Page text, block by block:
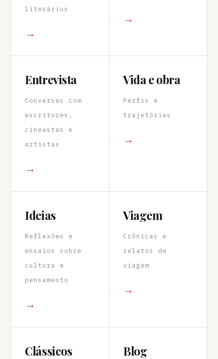
literários
→
→
Entrevista
Conversas com
escritores,
cineastas e
artistas
→
Vida e obra
Perfis e
trajetórias
→
Ideias
Reflexões e
ensaios sobre
cultura e
pensamento
→
Viagem
Crônicas e
relatos de
viagem
→
Clássicos Blog